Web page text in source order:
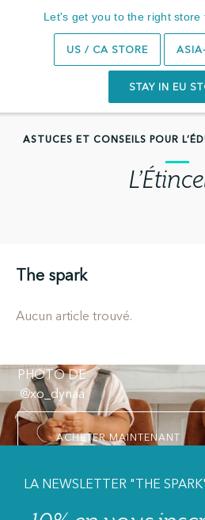
Let's get you to the right store
US / CA STORE
STAY IN EU
Recherche
première
ASTUCES ET CONSEILS POUR
The spark
Aucun article trouvé.
PHOTO DE
@xo_dynaa
ACHETER MAINTENANT
LA NEWSLETTER "THE